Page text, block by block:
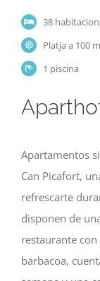
38
Platja a 100
1 piscina
Apartamentos
Can Picafort,
refrescarte
disponen de
restaurante
barbacoa,